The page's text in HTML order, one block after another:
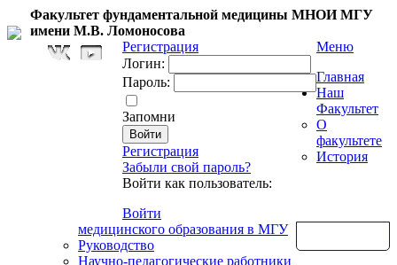
Факультет фундаментальной медицины МНОИ МГУ
имени М.В. Ломоносова
Регистрация
Логин:
Пароль:
Запомни
Регистрация
Забыли свой пароль?
Войти как пользователь:
Войти
Меню
Главная
Наш
Факультет
О
факультете
История
медицинского образования в МГУ
Руководство
Научно-педагогические работники